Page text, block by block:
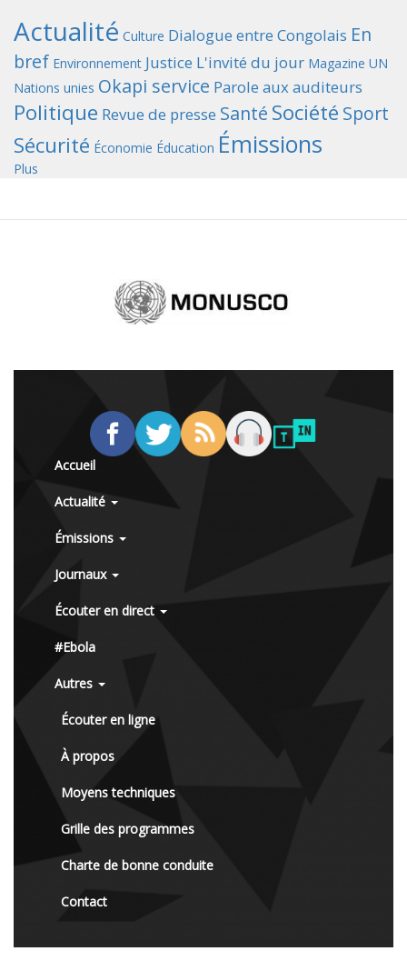
Actualité Culture Dialogue entre Congolais En
bref Environnement Justice L'invité du jour Magazine UN
Nations unies Okapi service Parole aux auditeurs
Politique Revue de presse Santé Société Sport
Sécurité Économie Éducation Émissions
Plus
Accueil
Actualité
Émissions
Journaux
Écouter en direct
#Ebola
Autres
Écouter en ligne
À propos
Moyens techniques
Grille des programmes
Charte de bonne conduite
Contact